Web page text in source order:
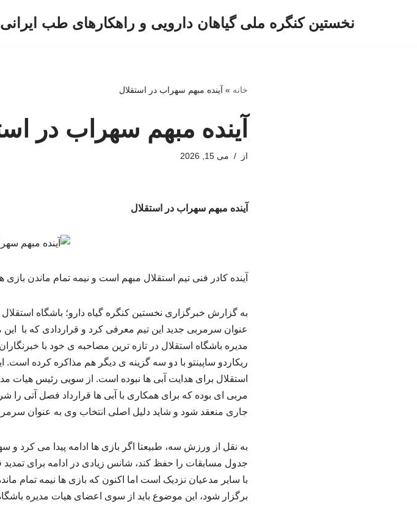
نخستین کنگره ملی گیاهان دارویی و راهکارهای طب ایرانی
خانه » آینده مبهم سهراب در استقلال
آینده مبهم سهراب در
از می 15, 2026
آینده مبهم سهراب در استقلال
آینده کادر فنی تیم استقلال مبهم است و نیمه تمام ماندن
به گزارش خبرگزاری نخستین کنگره گیاه دارو؛ باشگاه استقلال
عنوان سرمربی جدید این تیم معرفی کرد و قراردادی که با
مدیره باشگاه استقلال در تازه ترین مصاحبه ی خود با
ریکاردو ساپینتو با دو سه گزینه ی دیگر هم مذاکره کرده است.
استقلال برای هدایت آبی ها نبوده است. از سویی رئیس هیات
مربی ای بوده که برای همکاری با آبی ها قرارداد فصل آتی
جاری منعقد شود و شاید دلیل اصلی انتخاب وی به عنوان
به نقل از ورزش سه، طبیعتا اگر بازی ها ادامه پیدا می کرد و
جدول مسابقات را حفظ کند، شانس زیادی در ادامه برای
با سایر مدعیان نزدیک است اما اکنون که بازی ها نیمه تمام
برگزار شود، این موضوع باید از سوی اعضای هیات مدیره